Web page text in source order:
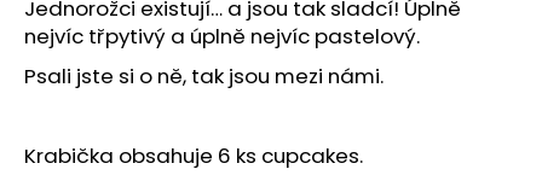
Jednorožci existují… a jsou tak sladcí! Úplně
nejvíc třpytivý a úplně nejvíc pastelový.
Psali jste si o ně, tak jsou mezi námi.
Krabička obsahuje 6 ks cupcakes.
č
u
j
e